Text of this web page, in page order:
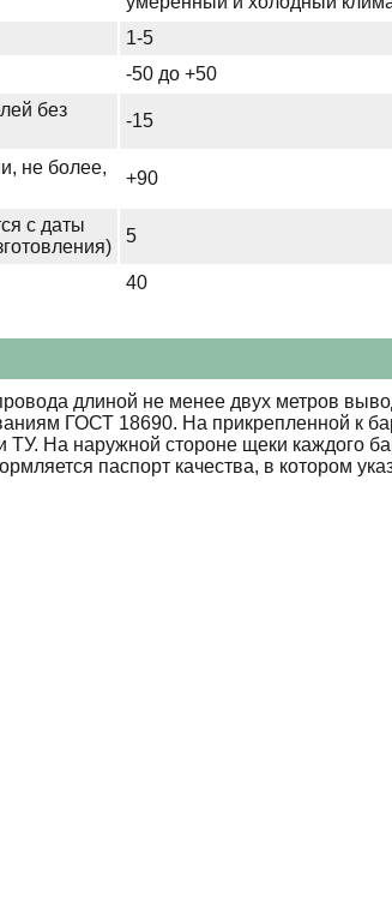
1-5
-50 до +50
без
-15
не более,
+90
с даты
5
40
длиной не менее двух метров
ГОСТ 18690. На прикрепленной к
ТУ. На наружной стороне щеки каждого
паспорт качества, в котором